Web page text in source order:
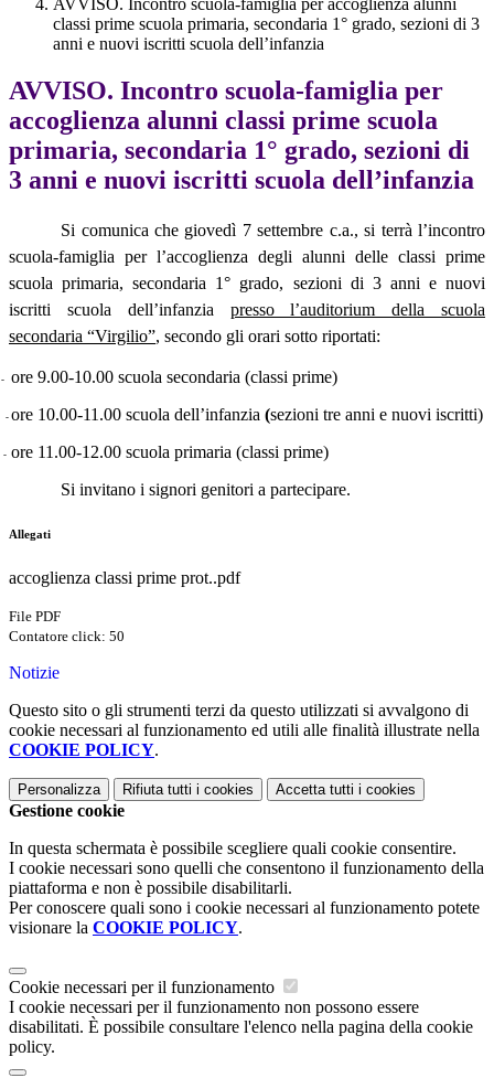
AVVISO. Incontro scuola-famiglia per accoglienza alunni
classi prime scuola primaria, secondaria 1° grado, sezioni di 3
anni e nuovi iscritti scuola dell’infanzia
AVVISO. Incontro scuola-famiglia per
accoglienza alunni classi prime scuola
primaria, secondaria 1° grado, sezioni di
3 anni e nuovi iscritti scuola dell’infanzia
Si comunica che giovedì 7 settembre c.a., si terrà l’incontro
scuola-famiglia per l’accoglienza degli alunni delle classi prime
scuola primaria, secondaria 1° grado, sezioni di 3 anni e nuovi
iscritti scuola dell’infanzia presso l’auditorium della scuola
secondaria “Virgilio”, secondo gli orari sotto riportati:
ore 9.00-10.00 scuola secondaria (classi prime)
ore 10.00-11.00 scuola dell’infanzia (sezioni tre anni e nuovi iscritti)
ore 11.00-12.00 scuola primaria (classi prime)
Si invitano i signori genitori a partecipare.
Allegati
accoglienza classi prime prot..pdf
File PDF
Contatore click: 50
Notizie
Questo sito o gli strumenti terzi da questo utilizzati si avvalgono di
cookie necessari al funzionamento ed utili alle finalità illustrate nella
COOKIE POLICY.
Personalizza Rifiuta tutti i cookies Accetta tutti i cookies
Gestione cookie
In questa schermata è possibile scegliere quali cookie consentire.
I cookie necessari sono quelli che consentono il funzionamento della
piattaforma e non è possibile disabilitarli.
Per conoscere quali sono i cookie necessari al funzionamento potete
visionare la COOKIE POLICY.
Cookie necessari per il funzionamento
I cookie necessari per il funzionamento non possono essere
disabilitati. È possibile consultare l'elenco nella pagina della cookie
policy.